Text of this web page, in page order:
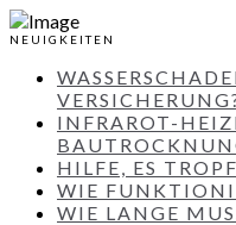
NEUIGKEITEN
INFRAROT-
HILFE, ES
WIE
WIE LANGE